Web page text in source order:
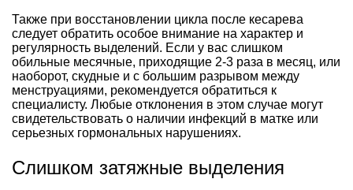
Также при восстановлении цикла после кесарева
следует обратить особое внимание на характер и
регулярность выделений. Если у вас слишком
обильные месячные, приходящие 2-3 раза в месяц, или
наоборот, скудные и с большим разрывом между
менструациями, рекомендуется обратиться к
специалисту. Любые отклонения в этом случае могут
свидетельствовать о наличии инфекций в матке или
серьезных гормональных нарушениях.
Слишком затяжные выделения